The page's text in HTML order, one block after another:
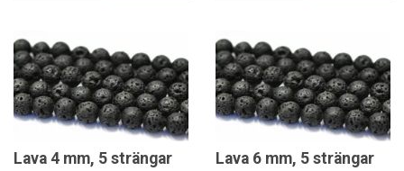
Lava 4 mm, 5 strängar Lava 6 mm, 5 strängar